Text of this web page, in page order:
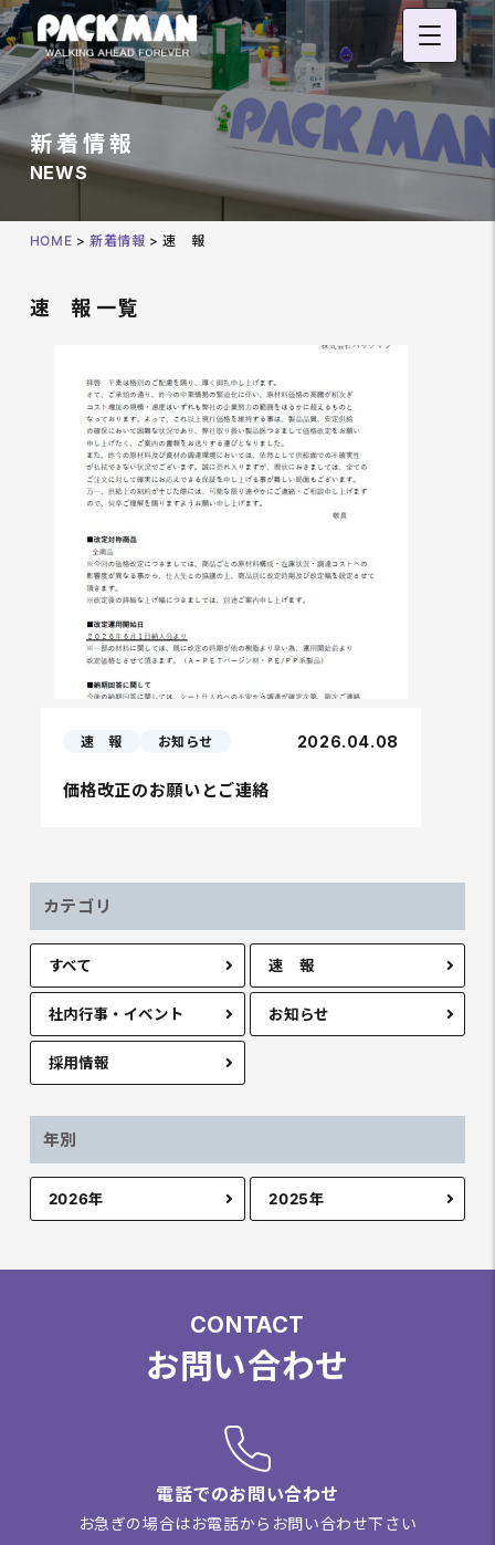
新着情報
NEWS
HOME >新着情報 >速 報
カテゴリ
すべて 速 報
社内行事・イベント お知らせ
採用情報
年別
2026年 2025年
速 報 一覧
速 報 お知らせ 2026.04.08
価格改正のお願いとご連絡
お問い合わせ
CONTACT
電話でのお問い合わせ
お急ぎの場合はお電話からお問い合わせ下さい